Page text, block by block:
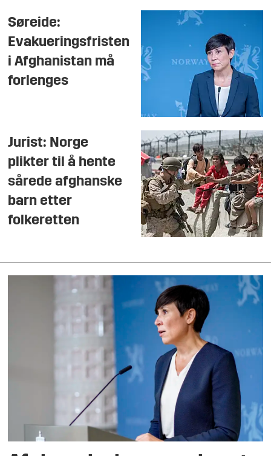
Søreide:
Evakueringsfristen
i Afghanistan må
forlenges
Jurist: Norge
plikter til å hente
sårede afghanske
barn etter
folkeretten